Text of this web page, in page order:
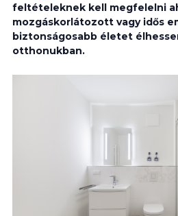
feltételeknek kell megfelelni
mozgáskorlátozott vagy idős
biztonságosabb életet
otthonukban.